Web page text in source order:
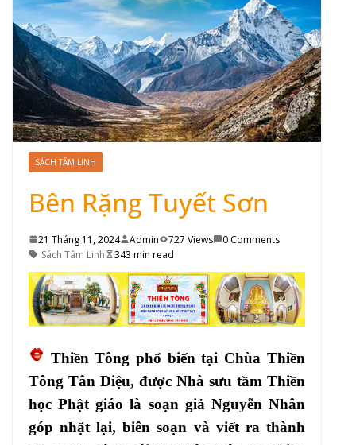
SÁCH TÂM LINH
Bên Rặng Tuyết Sơn
21 Tháng 11, 2024 Admin 727 Views
0 Comments
Sách Tâm Linh
343 min read
Thiền Tông phổ biến tại Chùa Thiền
Tông Tân Diệu, được Nhà sưu tầm Thiền
học Phật giáo là soạn giả Nguyễn Nhân
góp nhặt lại, biên soạn và viết ra thành